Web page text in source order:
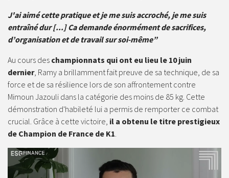
J'ai aimé cette pratique et je me suis accroché, je me suis
entraîné dur [...] Ca demande énormément de sacrifices,
d’organisation et de travail sur soi-même”
Au cours des championnats qui ont eu lieu le 10 juin
dernier, Ramy a brillamment fait preuve de sa technique, de sa
force et de sa résilience lors de son affrontement contre
Mimoun Jazouli dans la catégorie des moins de 85 kg. Cette
démonstration d'habileté lui a permis de remporter ce combat
crucial. Grâce à cette victoire, il a obtenu le titre prestigieux
de Champion de France de K1.
Ramy Deghir, étudiant à l’ESG Finance et champion de France
de K1